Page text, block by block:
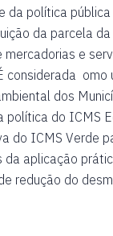
da política
da parcela
e
considerada
dos
política do ICMS
do ICMS Verde
da aplicação
redução do